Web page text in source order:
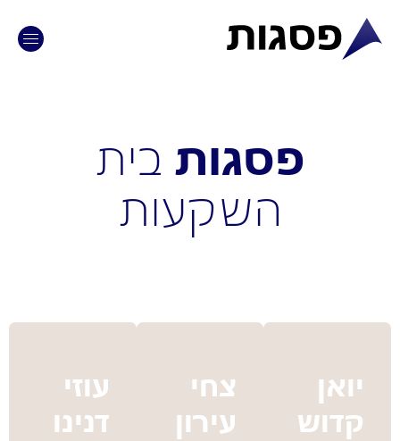
פסגותבית
השקעות
יואן
קדוש
צחי
עירון
עוזי
דנינו